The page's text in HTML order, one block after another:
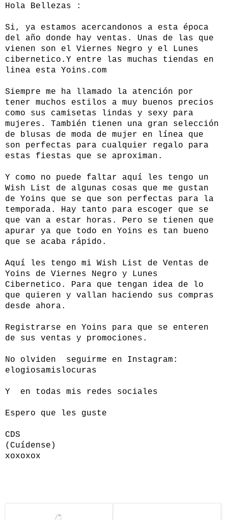
Hola Bellezas :
Si, ya estamos acercandonos a esta época
del año donde hay ventas. Unas de las que
vienen son el Viernes Negro y el Lunes
cibernetico.Y entre las muchas tiendas en
linea esta Yoins.com
Siempre me ha llamado la atención por
tener muchos estilos a muy buenos precios
como sus camisetas lindas y sexy para
mujeres. También tienen una gran selección
de blusas de moda de mujer en línea que
son perfectas para cualquier regalo para
estas fiestas que se aproximan.
Y como no puede faltar aquí les tengo un
Wish List de algunas cosas que me gustan
de Yoins que se que son perfectas para la
temporada. Hay tanto para escoger que se
que van a estar horas. Pero se tienen que
apurar ya que todo en Yoins es tan bueno
que se acaba rápido.
Aquí les tengo mi Wish List de Ventas de
Yoins de Viernes Negro y Lunes
Cibernetico. Para que tengan idea de lo
que quieren y vallan haciendo sus compras
desde ahora.
Registrarse en Yoins para que se enteren
de sus ventas y promociones.
No olviden seguirme en Instagram:
elogiosamislocuras
Y en todas mis redes sociales
Espero que les guste
CDS
(Cuídense)
xoxoxox